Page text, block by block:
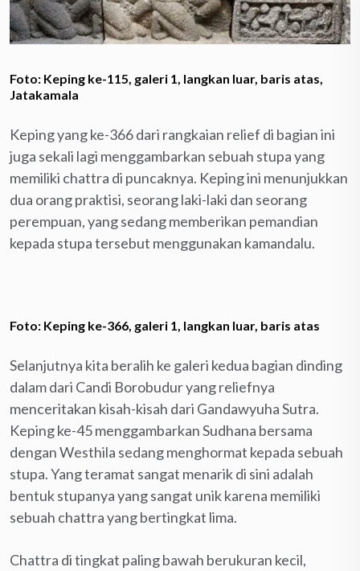
Foto: Keping ke-115, galeri 1, langkan luar, baris atas,
Jatakamala
Keping yang ke-366 dari rangkaian relief di bagian ini
juga sekali lagi menggambarkan sebuah stupa yang
memiliki chattra di puncaknya. Keping ini menunjukkan
dua orang praktisi, seorang laki-laki dan seorang
perempuan, yang sedang memberikan pemandian
kepada stupa tersebut menggunakan kamandalu.
Foto: Keping ke-366, galeri 1, langkan luar, baris atas
Selanjutnya kita beralih ke galeri kedua bagian dinding
dalam dari Candi Borobudur yang reliefnya
menceritakan kisah-kisah dari Gandawyuha Sutra.
Keping ke-45 menggambarkan Sudhana bersama
dengan Westhila sedang menghormat kepada sebuah
stupa. Yang teramat sangat menarik di sini adalah
bentuk stupanya yang sangat unik karena memiliki
sebuah chattra yang bertingkat lima.
Chattra di tingkat paling bawah berukuran kecil,